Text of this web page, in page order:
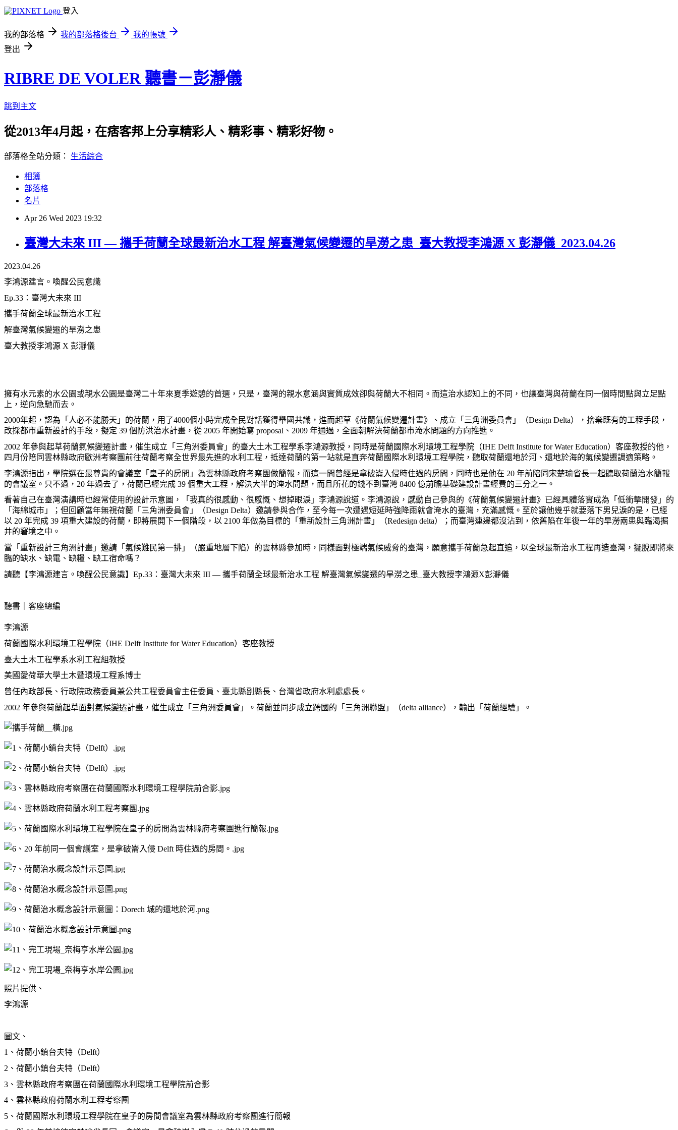
登入
我的部落格 我的部落格後台
我的帳號
登出
RIBRE DE VOLER 聽書－彭瀞儀
跳到主文
從2013年4月起，在痞客邦上分享精彩人、精彩事、精彩好物。
部落格全站分類： 生活綜合
相簿
部落格
名片
Apr 26 Wed 2023 19:32
臺灣大未來 III — 攜手荷蘭全球最新治水工程 解臺灣氣候變遷的旱澇之患_臺大教授李鴻源 X 彭瀞儀_2023.04.26
2023.04.26
李鴻源建言。喚醒公民意識
Ep.33： 臺灣大未來 III
攜手荷蘭全球最新治水工程
解臺灣氣候變遷的旱澇之患
臺大教授李鴻源 X 彭瀞儀
擁有水元素的水公園或親水公園是臺灣二十年來夏季遊憩的首選，只是，臺灣的親水意涵與實質成效卻與荷蘭大不相同。而這治水認知上的不同，也讓臺灣與荷蘭在同一個時間點與立足點
上，逆向急馳而去。
2000年起，認為「人必不能勝天」的荷蘭，用了4000個小時完成全民對話獲得舉國共識，進而起草《荷蘭氣候變遷計畫》、成立「三角洲委員會」（Design Delta），捨棄既有的工程手段，
改採都市重新設計的手段，擬定 39 個防洪治水計畫，從 2005 年開始寫 proposal、2009 年通過，全面朝解決荷蘭都市淹水問題的方向推進。
2002 年參與起草荷蘭氣候變遷計畫，催生成立「三角洲委員會」的臺大土木工程學系李鴻源教授， 同時是荷蘭國際水利環境工程學院（IHE Delft Institute for Water Education）客座教授的他 ，
四月份陪同雲林縣政府歐洲考察團前往荷蘭考察全世界最先進的水利工程，抵達荷蘭的第一站就是直奔荷蘭國際水利環境工程學院，聽取荷蘭還地於河、還地於海的氣候變遷調適策略。
李鴻源指出，學院選在最尊貴的會議室「皇子的房間」為雲林縣政府考察團做簡報，而這一間曾經是拿破崙入侵時住過的房間，同時也是他在 20 年前陪同宋楚瑜省長一起聽取荷蘭治水簡報
的會議室。只不過，20 年過去了，荷蘭已經完成 39 個重大工程，解決大半的淹水問題，而且所花的錢不到臺灣 8400 億前瞻基礎建設計畫經費的三分之一。
看著自己在臺灣演講時也經常使用的設計示意圖，「我真的很感動、很感慨、想掉眼淚」李鴻源說道。李鴻源說，感動自己參與的《荷蘭氣候變遷計畫》已經具體落實成為「低衝擊開發」的
「海綿城市」；但回顧當年無視荷蘭「三角洲委員會」（Design Delta）邀請參與合作，至今每一次遭遇短延時強降雨就會淹水的臺灣，充滿感慨。至於讓他幾乎就要落下男兒淚的是，已經
以 20 年完成 39 項重大建設的荷蘭，即將展開下一個階段，以 2100 年做為目標的「重新設計三角洲計畫」（Redesign delta）；而臺灣連邊都沒沾到，依舊陷在年復一年的旱澇兩患與臨渴掘
井的窘境之中。
當「重新設計三角洲計畫」邀請「氣候難民第一排」（嚴重地層下陷）的雲林縣參加時，同樣面對極端氣候威脅的臺灣，願意攜手荷蘭急起直追，以全球最新治水工程再造臺灣，擺脫即將來
臨的缺水、缺電、缺糧、缺工宿命嗎？
請聽【李鴻源建言。喚醒公民意識】Ep.33：臺灣大未來 III — 攜手荷蘭全球最新治水工程 解臺灣氣候變遷的旱澇之患_臺大教授李鴻源X彭瀞儀
聽書｜客座總編
李鴻源
荷蘭國際水利環境工程學院（IHE Delft Institute for Water Education）客座教授
臺大土木工程學系水利工程組教授
美國愛荷華大學土木暨環境工程系博士
曾任內政部長、行政院政務委員兼公共工程委員會主任委員、臺北縣副縣長、台灣省政府水利處處長。
2002 年參與荷蘭起草面對氣候變遷計畫，催生成立「三角洲委員會」。荷蘭並同步成立跨國的「三角洲聯盟」（delta alliance），輸出「荷蘭經驗」。
照片提供、
李鴻源
圖文、
1 、荷蘭小鎮台夫特（Delft）
2 、荷蘭小鎮台夫特（Delft）
3 、雲林縣政府考察團在荷蘭國際水利環境工程學院前合影
4 、雲林縣政府荷蘭水利工程考察團
5 、荷蘭國際水利環境工程學院在皇子的房間會議室為雲林縣政府考察團進行簡報